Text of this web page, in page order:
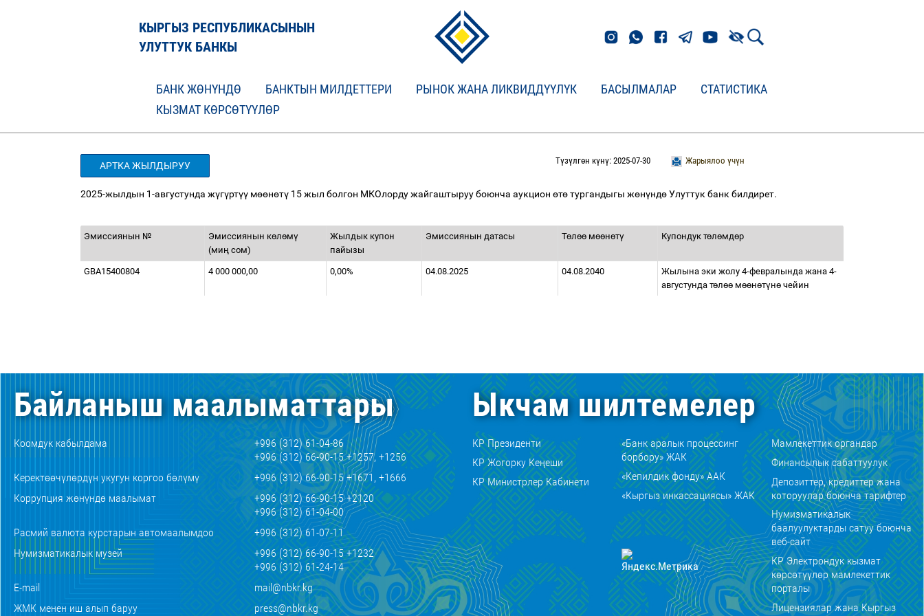
КЫРГЫЗ РЕСПУБЛИКАСЫНЫН
УЛУТТУК БАНКЫ
БАНК ЖӨНҮНДӨ БАНКТЫН МИЛДЕТТЕРИ РЫНОК ЖАНА ЛИКВИДДҮҮЛҮК БАСЫЛМАЛАР
СТАТИСТИКА
КЫЗМАТ КӨРСӨТҮҮЛӨР
АРТКА ЖЫЛДЫРУУ Жарыялоо үчүн
Түзүлгөн күнү: 2025-07-30
2025-жылдын 1-августунда жүгүртүү мөөнөтү 15 жыл болгон МКОлорду жайгаштыруу боюнча аукцион өтөтургандыгы жөнүндөУлуттук банк билдирет.
Эмиссиянын № Эмиссиянын көлөмү
(миң сом)
Жылдык купон
пайызы
Эмиссиянын датасы Төлөө мөөнөтү Купондук төлөмдөр
GBA15400804 4 000 000,00 0,00% 04.08.2025 04.08.2040
Жылына эки жолу 4-февралында жана 4-
августунда төлөө мөөнөтүнө чейин
Байланыш маалыматтары
Коомдук кабылдама
+996 (312) 61-04-86
+996 (312) 66-90-15 +1257, +1256
Керектөөчүлөрдүн укугун коргоо бөлүмү
+996 (312) 66-90-15 +1671, +1666
Коррупция жөнүндө маалымат
+996 (312) 66-90-15 +2120
+996 (312) 61-04-00
Расмий валюта курстарын автомаалымдоо
+996 (312) 61-07-11
Нумизматикалык музей
+996 (312) 66-90-15 +1232
+996 (312) 61-24-14
E-mail
mail@nbkr.kg
ЖМК менен иш алып баруу
press@nbkr.kg
Ыкчам шилтемелер
КР Президенти
КР Жогорку Кеңеши
КР Министрлер Кабинети
«Банк аралык процессинг
борбору» ЖАК
«Кепилдик фонду» ААК
«Кыргыз инкассациясы» ЖАК
Мамлекеттик органдар
Финансылык сабаттуулук
Депозиттер, кредиттер жана
которуулар боюнча тарифтер
Нумизматикалык
баалуулуктарды сатуу боюнча
веб-сайт
КР Электрондук кызмат
көрсөтүүлөр мамлекеттик
порталы
Лицензиялар жана Кыргыз